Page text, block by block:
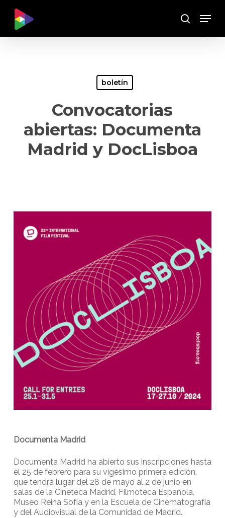
main
Buscar
Menu
boletín
Convocatorias
abiertas: Documenta
Madrid y DocLisboa
Documenta Madrid
Documenta Madrid ha abierto sus inscripciones hasta
el 25 de febrero para su vigésimo primera edición,
que tendrá lugar del 28 de mayo al 2 de junio en
salas de la Cineteca Madrid, Filmoteca Española,
Museo Reina Sofía y en la Escuela de Cinematografía
y del Audiovisual de la Comunidad de Madrid.